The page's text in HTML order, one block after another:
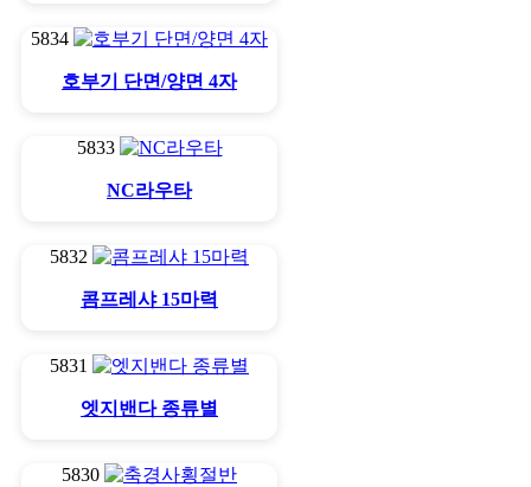
5834
호부기 단면/양면 4자
5833
NC라우타
5832
콤프레샤 15마력
5831
엣지밴다 종류별
5830